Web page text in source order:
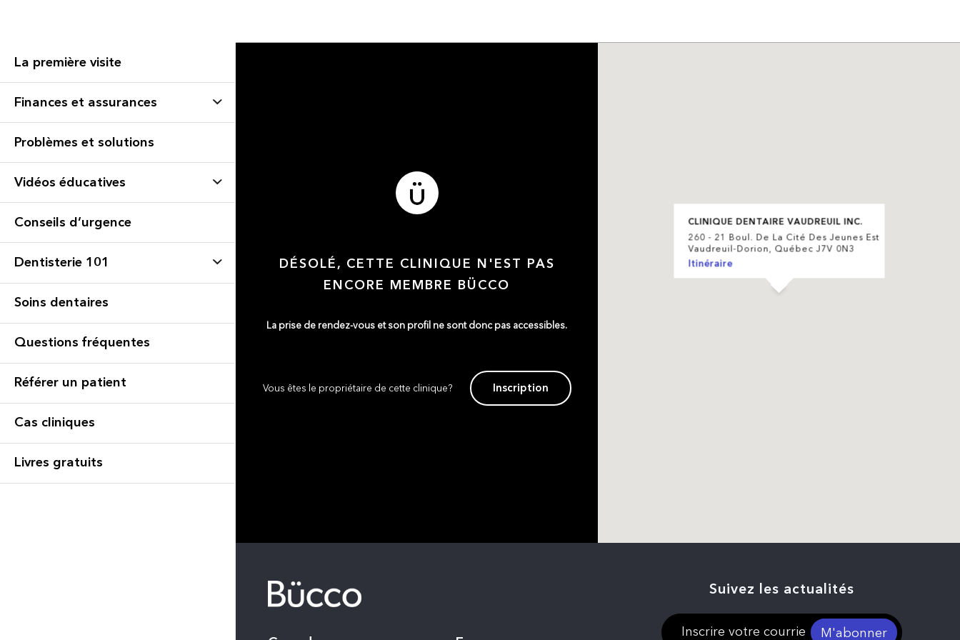
La première visite
Finances et assurances
Problèmes et solutions
Vidéos éducatives
Conseils d’urgence
Dentisterie 101
Soins dentaires
Questions fréquentes
Référer un patient
Cas cliniques
Livres gratuits
DÉSOLÉ, CETTE CLINIQUE N'EST PAS
ENCORE MEMBRE BÜCCO
La prise de rendez-vous et son profil ne sont donc pas accessibles.
Vous êtes le propriétaire de cette clinique? Inscription
CLINIQUE DENTAIRE VAUDREUIL INC.
260 - 21 Boul. De La Cité Des Jeunes Est
Vaudreuil-Dorion, Québec J7V 0N3
Itinéraire
Suivez les actualités
M'abonner